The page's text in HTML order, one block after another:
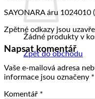
Žádné produkty v
Zpět do obchodu
SAYONARA áru 1024010
Zpětné odkazy jsou
Napsat komentář
Vaše e-mailová adresa
informace jsou označeny *
Komentář *